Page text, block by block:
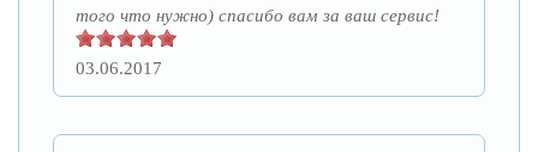
того что нужно) спасибо вам за ваш сервис!
03.06.2017